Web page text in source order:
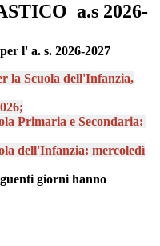
a.s 2026-
l' a. s. 2026-2027
la Scuola dell'Infanzia,
Primaria e Secondaria:
dell'Infanzia: mercoledì
giorni hanno